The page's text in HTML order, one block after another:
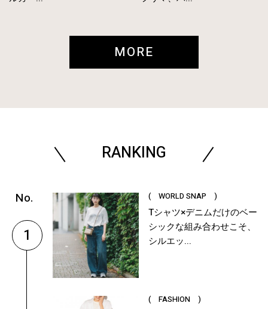
MORE
RANKING
1
( WORLD SNAP )
Tシャツ×デニムだけのベー
シックな組み合わせこそ、
シルエッ...
( FASHION )